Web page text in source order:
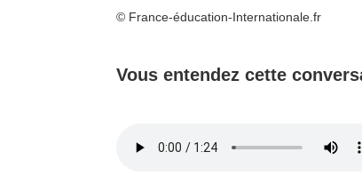
©️ France-éducation-Internationale.fr
Vous entendez cette